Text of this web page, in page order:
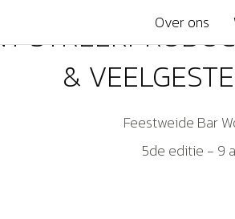
Over ons
&
Feestweide Bar
5de editie - 9